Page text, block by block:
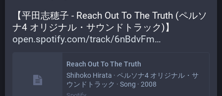
【平田志穂子 - Reach Out To The Truth (ペルソ
ナ4 オリジナル・サウンドトラック)】
open.spotify.com/track/6nBdvFm
Reach Out To The Truth
Shihoko Hirata · ペルソナ4 オリジナル・サ
ウンドトラック · Song · 2008